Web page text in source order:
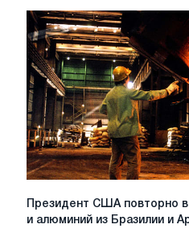
Президент
Президент США повторно
и алюминий из Бразилии и